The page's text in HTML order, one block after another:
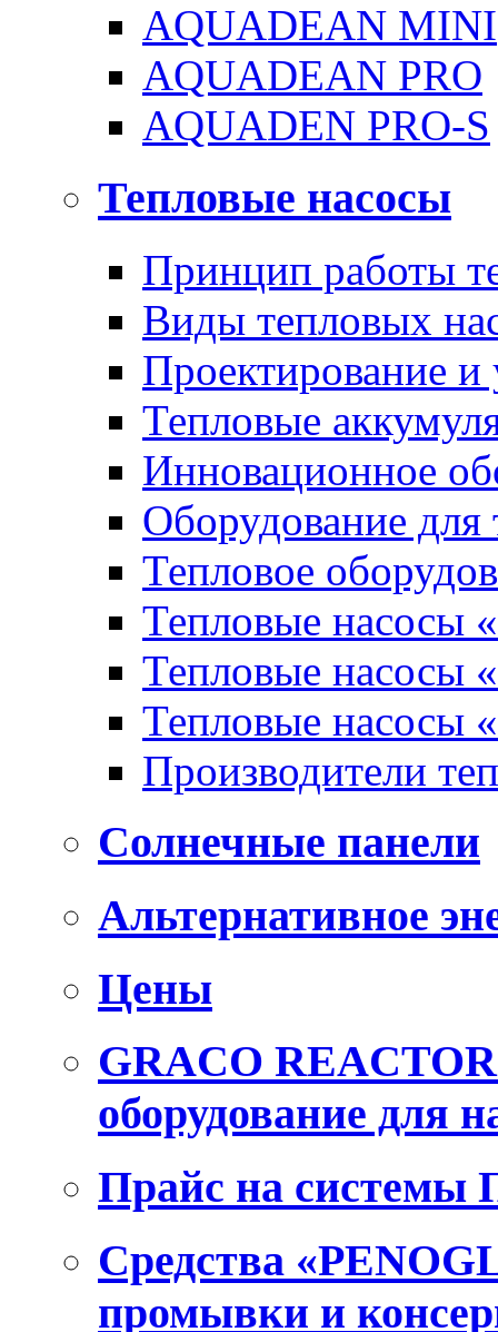
AQUADEAN MINI
AQUADEAN PRO
AQUADEN PRO-S
Тепловые насосы
Принцип работы
Виды тепловых
Проектирование и
Тепловые
Инновационное
Оборудование для
Тепловое
Тепловые насосы
Тепловые насосы
Тепловые насосы
Производители
Солнечные панели
Альтернативное
Цены
GRACO
оборудование для
Прайс на
Средства
промывки и